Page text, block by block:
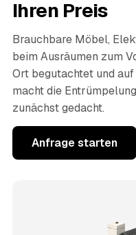
Ihren Preis
Brauchbare Möbel,
beim Ausräumen zum
Ort begutachtet und
macht die
zunächst gedacht.
Anfrage starten